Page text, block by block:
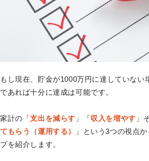
もし現在、貯金が1000万円に達していない
であれば十分に達成は可能です。
家計の「支出を減らす 」「収入を増やす 」
てもらう（運用する）
」という3つの視点
プを紹介します。